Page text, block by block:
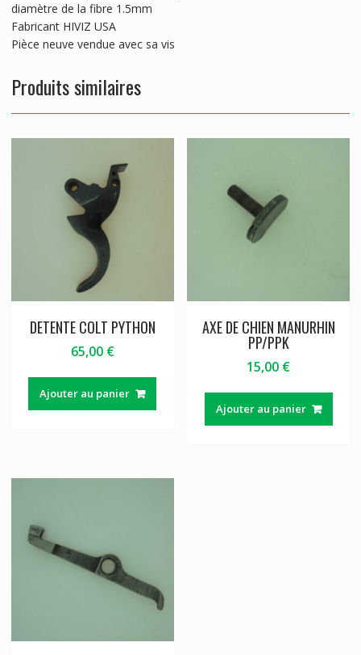
diamètre de la fibre 1.5mm
Fabricant HIVIZ USA
Pièce neuve vendue avec sa vis
Produits similaires
DETENTE COLT PYTHON
65,00 €
Ajouter au panier
AXE DE CHIEN MANURHIN
PP/PPK
15,00 €
Ajouter au panier